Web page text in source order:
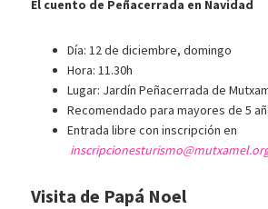
El cuento de Peñacerrada en Navidad
Día: 12 de diciembre, domingo
Hora: 11.30h
Lugar: Jardín Peñacerrada de
Recomendado para mayores de 5
Entrada libre con inscripción en
Visita de Papá Noel